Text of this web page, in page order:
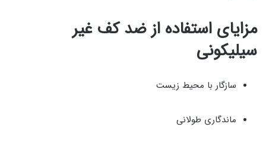
مزایای استفاده از ضد کف غیر
سیلیکونی
سازگار با محیط زیست
ماندگاری طولانی